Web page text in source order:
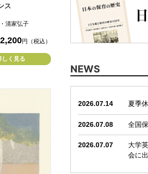
ス
清家弘子
2,200円（税込）
しく見る
NEWS
2026.07.14 夏季
2026.07.08 全国
2026.07.07
大学
会に